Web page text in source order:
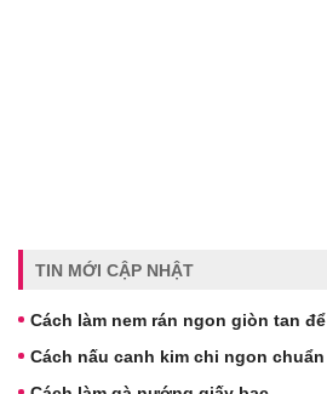
TIN MỚI CẬP NHẬT
Cách làm nem rán ngon giòn tan
Cách nấu canh kim chi ngon